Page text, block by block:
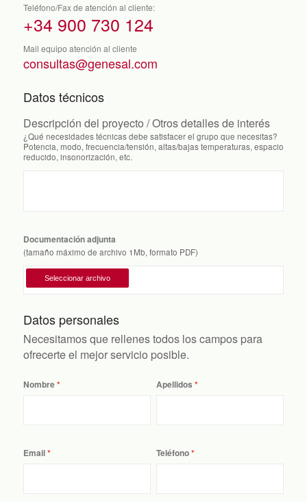
Teléfono/Fax de atención al cliente:
+34 900 730 124
Mail equipo atención al cliente
consultas@genesal.com
Datos técnicos
Descripción del proyecto / Otros detalles de interés
¿Qué necesidades técnicas debe satisfacer el grupo que necesitas?
Potencia, modo, frecuencia/tensión, altas/bajas temperaturas, espacio
reducido, insonorización, etc.
Documentación adjunta
(tamaño máximo de archivo 1Mb, formato PDF)
Datos personales
Necesitamos que rellenes todos los campos para
ofrecerte el mejor servicio posible.
Nombre Apellidos
Email Teléfono